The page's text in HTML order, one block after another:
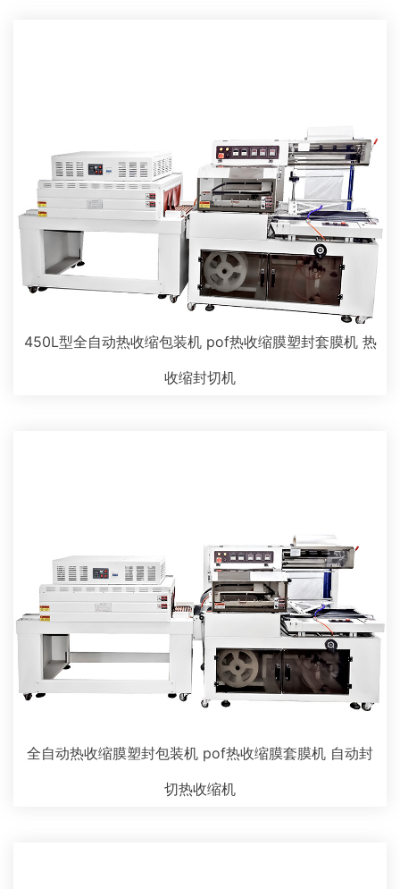
450L型全自动热收缩包装机 pof热收缩膜塑封套膜机 热
收缩封切机
全自动热收缩膜塑封包装机 pof热收缩膜套膜机 自动封
切热收缩机